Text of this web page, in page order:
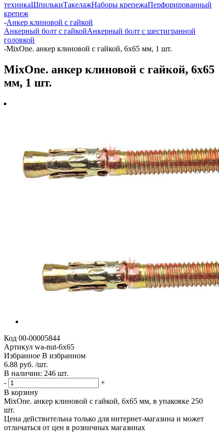
техникаШпилькиТакелажНаборы крепежаПерфорированный
крепеж
-Анкер клиновой с гайкой
Анкерный болт с гайкойАнкерный болт с шестигранной
головкой
-MixOne. анкер клиновой с гайкой, 6x65 мм, 1 шт.
MixOne. анкер клиновой с гайкой, 6x65
мм, 1 шт.
Код 00-00005844
Артикул wa-nut-6x65
Избранное В избранном
6.88 руб. /шт.
В наличии: 246 шт.
-
+
В корзину
MixOne. анкер клиновой с гайкой, 6x65 мм, в упаковке 250
шт.
Цена действительна только для интернет-магазина и может
отличаться от цен в розничных магазинах